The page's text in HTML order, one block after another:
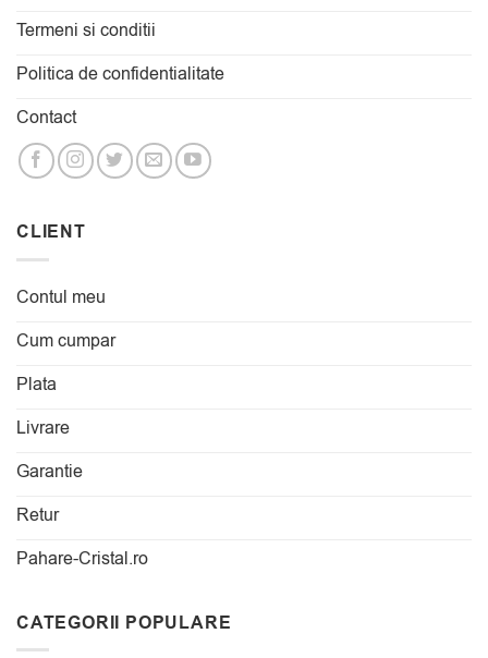
Termeni si conditii
Politica de confidentialitate
Contact
CLIENT
Contul meu
Cum cumpar
Plata
Livrare
Garantie
Retur
Pahare-Cristal.ro
CATEGORII POPULARE